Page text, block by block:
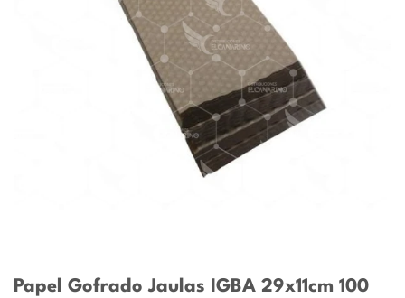
Papel Gofrado Jaulas IGBA 29x11cm 100